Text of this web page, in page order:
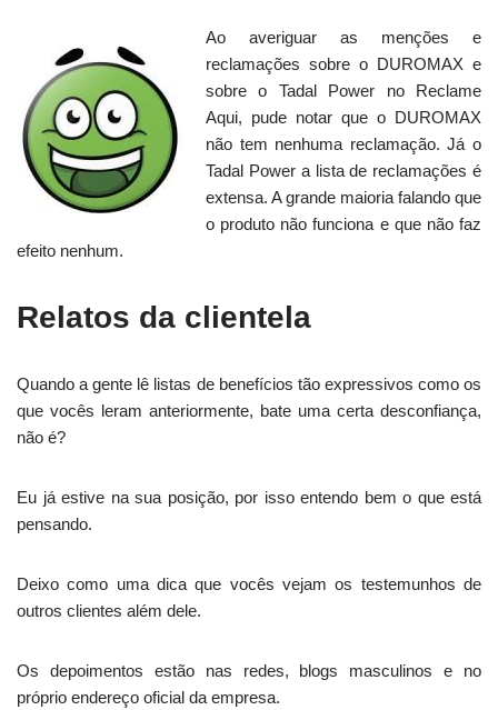
Ao averiguar as menções e
reclamações sobre o DUROMAX e
sobre o Tadal Power no Reclame
Aqui, pude notar que o DUROMAX
não tem nenhuma reclamação. Já o
Tadal Power a lista de reclamações é
extensa. A grande maioria falando que
o produto não funciona e que não faz
efeito nenhum.
Relatos da clientela
Quando a gente lê listas de benefícios tão expressivos como os
que vocês leram anteriormente, bate uma certa desconfiança,
não é?
Eu já estive na sua posição, por isso entendo bem o que está
pensando.
Deixo como uma dica que vocês vejam os testemunhos de
outros clientes além dele.
Os depoimentos estão nas redes, blogs masculinos e no
próprio endereço oficial da empresa.